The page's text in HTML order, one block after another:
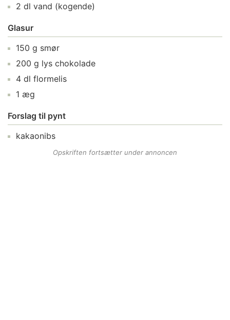
2 dl vand (kogende)
Glasur
150 g smør
200 g lys chokolade
4 dl flormelis
1 æg
Forslag til pynt
kakaonibs
Opskriften fortsætter under annoncen